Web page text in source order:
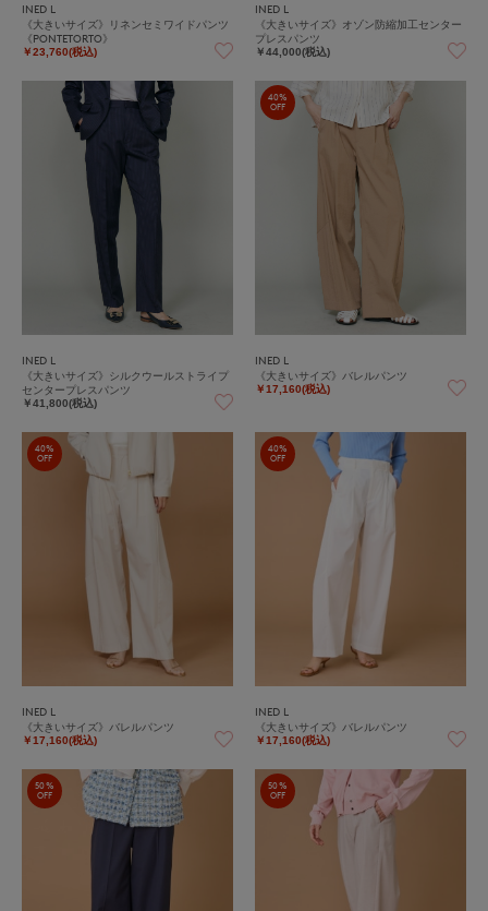
INED L
《大きいサイズ》リネンセミワイドパンツ
《PONTETORTO》
￥23,760(税込)
INED L
《大きいサイズ》オゾン防縮加工センター
プレスパンツ
￥44,000(税込)
INED L
《大きいサイズ》シルクウールストライプ
センタープレスパンツ
￥41,800(税込)
40%
OFF
INED L
《大きいサイズ》バレルパンツ
￥17,160(税込)
40%
OFF
INED L
《大きいサイズ》バレルパンツ
￥17,160(税込)
40%
OFF
INED L
《大きいサイズ》バレルパンツ
￥17,160(税込)
50%
OFF
50%
OFF